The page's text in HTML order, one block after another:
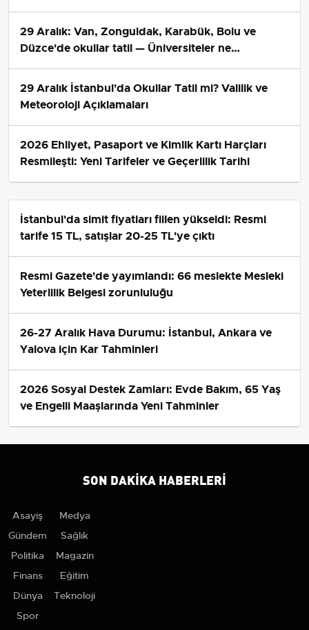
29 Aralık: Van, Zonguldak, Karabük, Bolu ve
Düzce'de okullar tatil — Üniversiteler ne
29 Aralık İstanbul'da Okullar Tatil mi? Valilik ve
Meteoroloji Açıklamaları
2026 Ehliyet, Pasaport ve Kimlik Kartı Harçları
Resmileşti: Yeni Tarifeler ve Geçerlilik Tarihi
İstanbul'da simit fiyatları fiilen yükseldi: Resmi
tarife 15 TL, satışlar 20-25 TL'ye çıktı
Resmi Gazete'de yayımlandı: 66 meslekte Mesleki
Yeterlilik Belgesi zorunluluğu
26-27 Aralık Hava Durumu: İstanbul, Ankara ve
Yalova için Kar Tahminleri
2026 Sosyal Destek Zamları: Evde Bakım, 65 Yaş
ve Engelli Maaşlarında Yeni Tahminler
SON DAKIKA HABERLERI
Asayiş
Gündem
Politika
Finans
Dünya
Spor
Medya
Sağlık
Magazin
Eğitim
Teknoloji